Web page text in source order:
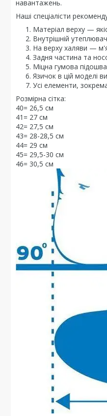
навантажень.
Наші спеціалісти
Матеріал верху —
Внутрішній
На верху халяви —
Задня частина та
Міцна гумова
Язичок в цій моделі
Усі елементи,
Розмірна сітка:
40= 26,5 см
41= 27 см
42= 27,5 см
43= 28-28,5 см
44= 29 см
45= 29,5-30 см
46= 30,5 см